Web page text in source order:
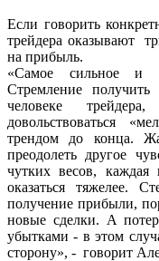
Если говорить
трейдера оказывают
на прибыль.
«Самое сильное и
Стремление
человеке
довольствоваться
трендом до конца.
преодолеть другое
чутких весов,
оказаться тяжелее.
получение прибыли,
новые сделки. А
убытками - в этом
сторону», - говорит